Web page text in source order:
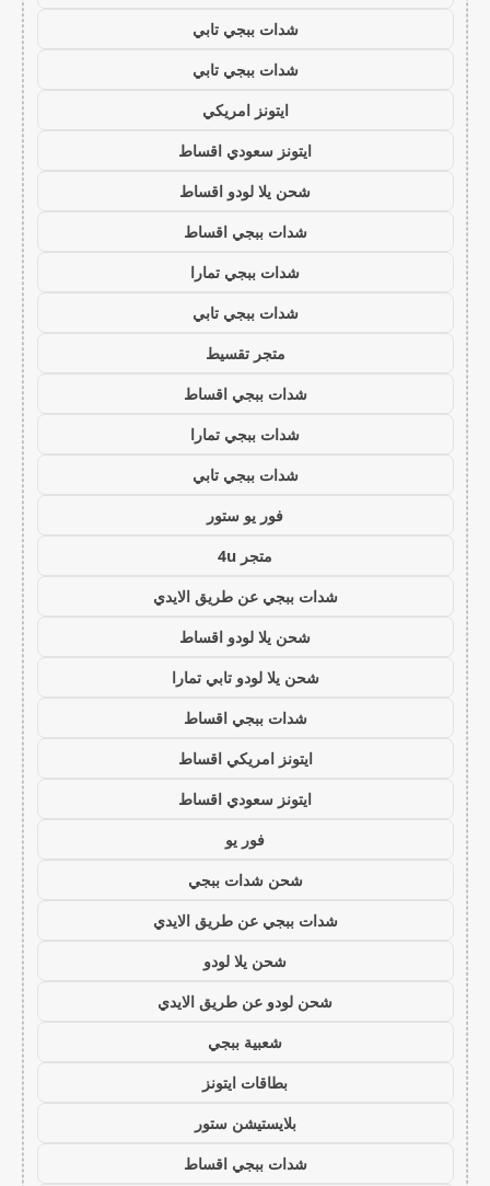
شدات ببجي تابي
شدات ببجي تابي
ايتونز امريكي
ايتونز سعودي اقساط
شحن يلا لودو اقساط
شدات ببجي اقساط
شدات ببجي تمارا
شدات ببجي تابي
متجر تقسيط
شدات ببجي اقساط
شدات ببجي تمارا
شدات ببجي تابي
فور يو ستور
متجر 4u
شدات ببجي عن طريق الايدي
شحن يلا لودو اقساط
شحن يلا لودو تابي تمارا
شدات ببجي اقساط
ايتونز امريكي اقساط
ايتونز سعودي اقساط
فور يو
شحن شدات ببجي
شدات ببجي عن طريق الايدي
شحن يلا لودو
شحن لودو عن طريق الايدي
شعبية ببجي
بطاقات ايتونز
بلايستيشن ستور
شدات ببجي اقساط